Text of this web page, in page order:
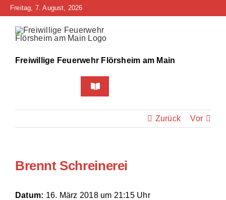
Zum
springen
Freitag, 7. August, 2026
Freiwillige Feuerwehr Flörsheim am Main
Toggle
Navigation
Home
Bürgerinfo
Über uns
Zurück Vor
Brennt Schreinerei
Datum: 16. März 2018 um 21:15 Uhr